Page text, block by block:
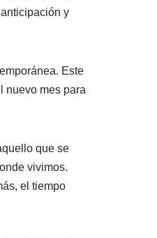
y
Este
nuevo mes para
que se
vivimos.
el tiempo